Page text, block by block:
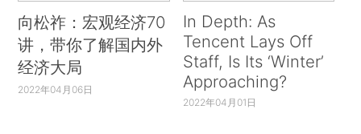
向松祚：宏观经济70
讲，带你了解国内外
经济大局
2022年04月06日
In Depth: As
Tencent Lays Off
Staff, Is Its ‘Winter’
Approaching?
2022年04月01日